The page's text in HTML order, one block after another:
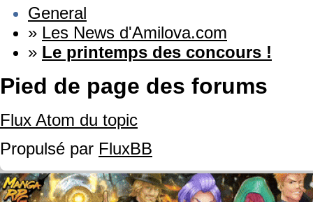
General
» Les News d'Amilova.com
» Le printemps des concours !
Pied de page des forums
Flux Atom du topic
Propulsé par FluxBB